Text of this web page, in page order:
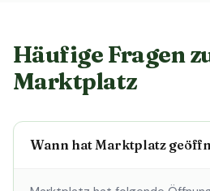
Häufige Fragen
Marktplatz
Wann hat Marktplatz